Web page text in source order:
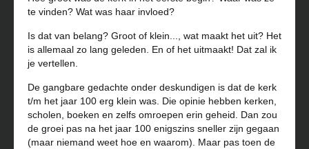
te vinden? Wat was haar invloed?
Is dat van belang? Groot of klein..., wat maakt het uit? Het
is allemaal zo lang geleden. En of het uitmaakt! Dat zal ik
je vertellen.
De gangbare gedachte onder deskundigen is dat de kerk
t/m het jaar 100 erg klein was. Die opinie hebben kerken,
scholen, boeken en zelfs omroepen erin geheid. Dan zou
de groei pas na het jaar 100 enigszins sneller zijn gegaan
(maar niemand weet hoe en waarom). Maar pas toen de